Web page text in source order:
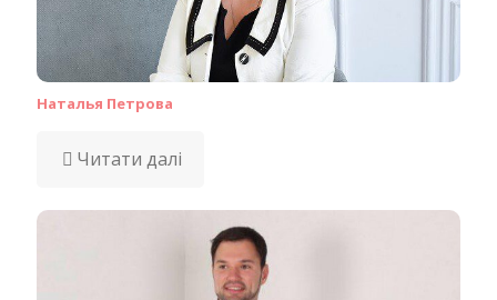
Наталья Петрова
Читати далі